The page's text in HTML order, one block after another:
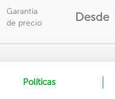
Garantía
de precio
Desde
Políticas